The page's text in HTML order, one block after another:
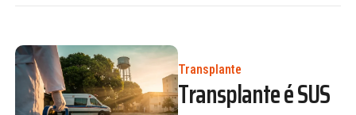
Transplante
Transplante é SUS